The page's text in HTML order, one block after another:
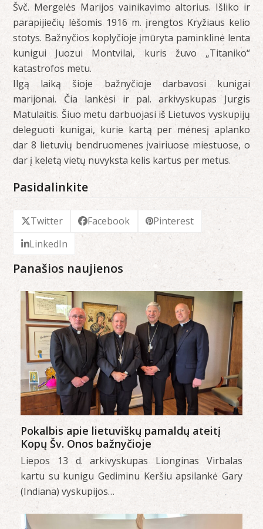
Švč. Mergelės Marijos vainikavimo altorius. Išliko ir
parapijiečių lėšomis 1916 m. įrengtos Kryžiaus kelio
stotys. Bažnyčios koplyčioje įmūryta paminklinė lenta
kunigui Juozui Montvilai, kuris žuvo „Titaniko“
katastrofos metu.
​Ilgą laiką šioje bažnyčioje darbavosi kunigai
marijonai. Čia lankėsi ir pal. arkivyskupas Jurgis
Matulaitis. Šiuo metu darbuojasi iš Lietuvos vyskupijų
deleguoti kunigai, kurie kartą per mėnesį aplanko
dar 8 lietuvių bendruomenes įvairiuose miestuose, o
dar į keletą vietų nuvyksta kelis kartus per metus.
Pasidalinkite
Twitter Facebook
Pinterest
LinkedIn
Panašios naujienos
Pokalbis apie lietuviškų pamaldų ateitį
Kopų Šv. Onos bažnyčioje
Liepos 13 d. arkivyskupas Lionginas Virbalas
kartu su kunigu Gediminu Keršiu apsilankė Gary
(Indiana) vyskupijos…